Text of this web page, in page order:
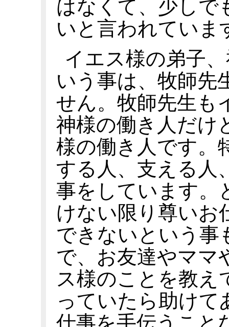
はなくて、少しで
いと言われていま
イエス様の弟子
いう事は、牧師先
せん。牧師先生も
神様の働き人だけ
様の働き人です。
する人、支える人
事をしています。
けない限り尊いお
できないという事
で、お友達やママ
ス様のことを教え
っていたら助けて